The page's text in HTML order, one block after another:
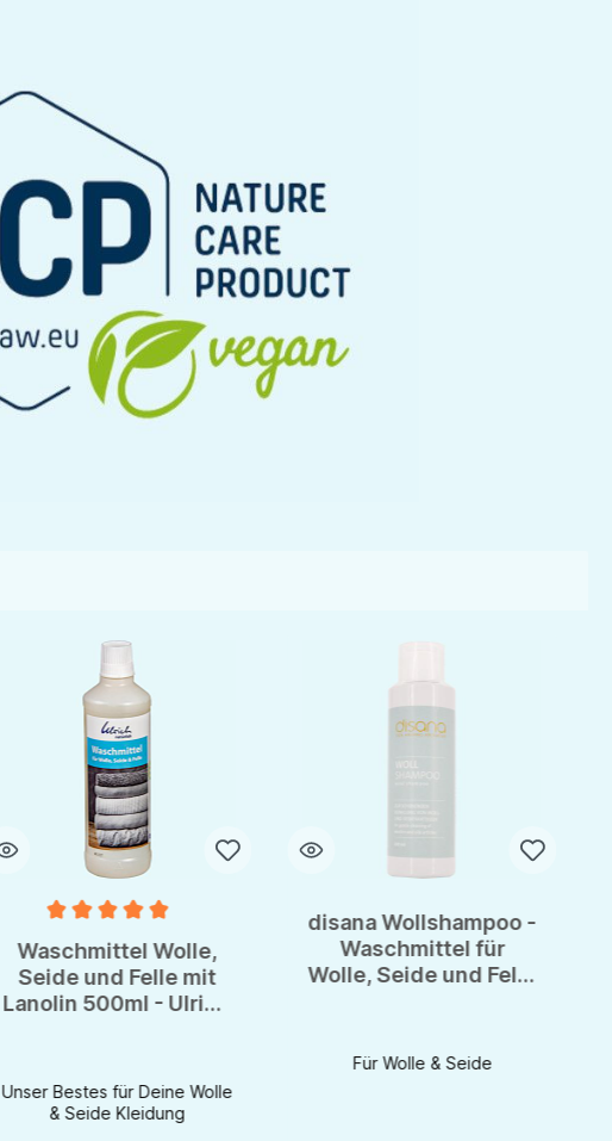
Durchschnittliche Bewertung von 5 von 5 Sternen
Waschmittel Wolle,
Seide und Felle mit
Lanolin 500ml - Ulrich
Unser Bestes für Deine Wolle
& Seide Kleidung
disana Wollshampoo -
Waschmittel für
Wolle, Seide und Felle
Für Wolle & Seide